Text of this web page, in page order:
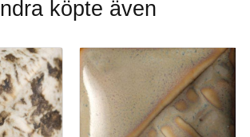
köpte även